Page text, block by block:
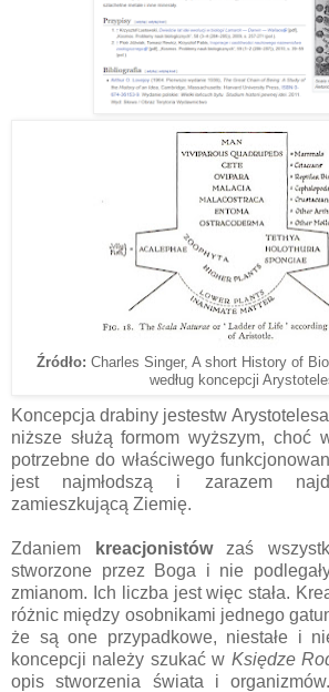
Źródło: Charles Singer, A short History of
według koncepcji
Koncepcja drabiny jestestw Arystotelesa
niższe służą formom wyższym, choć
potrzebne do właściwego
jest najmłodszą i zarazem
zamieszkującą Ziemię.
Zdaniem kreacjonistów zaś
stworzone przez Boga i nie
zmianom. Ich liczba jest więc stała.
różnic między osobnikami jednego
że są one przypadkowe, niestałe i
koncepcji należy szukać w Księdze
opis stworzenia świata i